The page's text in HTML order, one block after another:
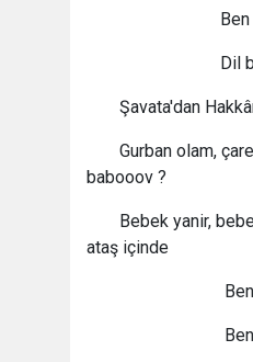
Ben
Dil
Şavata'dan
Gurban olam,
babooov ?
Bebek yanir,
ataş içinde
Ben
Ben